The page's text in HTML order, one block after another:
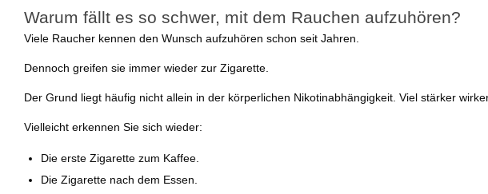
Warum fällt es so schwer, mit dem Rauchen aufzuhören?
Viele Raucher kennen den Wunsch aufzuhören schon seit Jahren.
Dennoch greifen sie immer wieder zur Zigarette.
Der Grund liegt häufig nicht allein in der körperlichen Nikotinabhängigkeit. Viel stärker
Vielleicht erkennen Sie sich wieder:
Die erste Zigarette zum Kaffee.
Die Zigarette nach dem Essen.